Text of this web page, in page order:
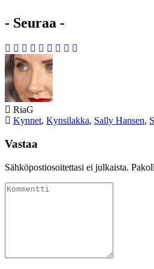
- Seuraa -
Kirjoittaja
RiaG
Kategoriat
Kynnet, Kynsilakka, Sally Hansen,
Vastaa
Sähköpostiosoitettasi ei julkaista.
Kommentti